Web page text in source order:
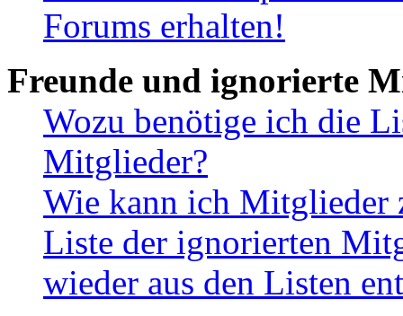
Forums erhalten!
Freunde und ignorierte
Wozu benötige ich die
Mitglieder?
Wie kann ich Mitglieder
Liste der ignorierten
wieder aus den Listen